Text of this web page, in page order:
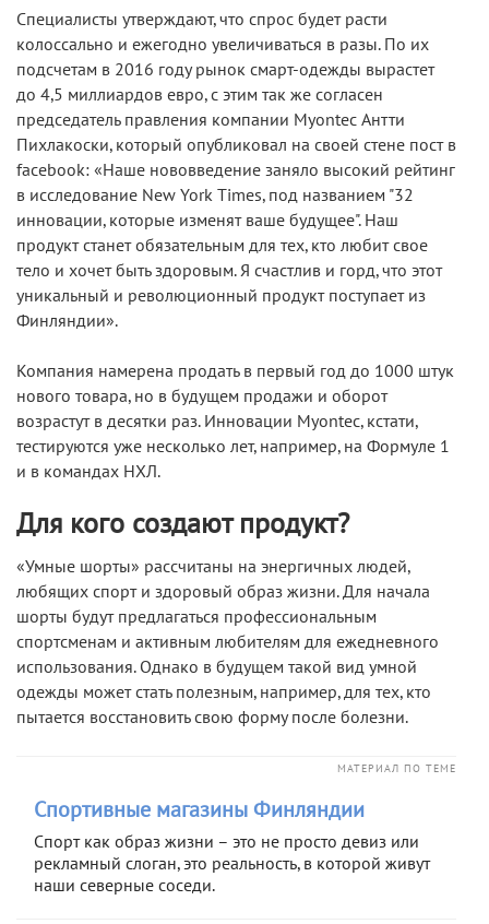
Специалисты утверждают, что спрос будет расти
колоссально и ежегодно увеличиваться в разы. По их
подсчетам в 2016 году рынок смарт-одежды вырастет
до 4,5 миллиардов евро, с этим так же согласен
председатель правления компании Myontec Антти
Пихлакоски, который опубликовал на своей стене пост в
facebook: «Наше нововведение заняло высокий рейтинг
в исследование New York Times, под названием "32
инновации, которые изменят ваше будущее". Наш
продукт станет обязательным для тех, кто любит свое
тело и хочет быть здоровым. Я счастлив и горд, что этот
уникальный и революционный продукт поступает из
Финляндии».
Компания намерена продать в первый год до 1000 штук
нового товара, но в будущем продажи и оборот
возрастут в десятки раз. Инновации Myontec, кстати,
тестируются уже несколько лет, например, на Формуле 1
и в командах НХЛ.
Для кого создают продукт?
«Умные шорты» рассчитаны на энергичных людей,
любящих спорт и здоровый образ жизни. Для начала
шорты будут предлагаться профессиональным
спортсменам и активным любителям для ежедневного
использования. Однако в будущем такой вид умной
одежды может стать полезным, например, для тех, кто
пытается восстановить свою форму после болезни.
МАТЕРИАЛ ПО ТЕМЕ
Спортивные магазины Финляндии
Спорт как образ жизни – это не просто девиз или
рекламный слоган, это реальность, в которой живут
наши северные соседи.